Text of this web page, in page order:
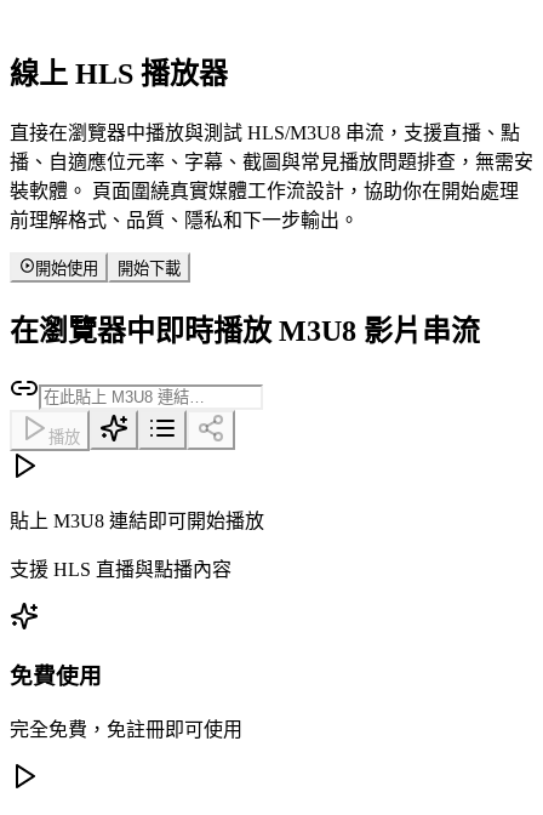
線上 HLS 播放器
直接在瀏覽器中播放與測試 HLS/M3U8 串流，支援直播、點
播、自適應位元率、字幕、截圖與常見播放問題排查，無需安
裝軟體。 頁面圍繞真實媒體工作流設計，協助你在開始處理
前理解格式、品質、隱私和下一步輸出。
開始使用 開始下載
在瀏覽器中即時播放 M3U8 影片串流
播放
貼上 M3U8 連結即可開始播放
支援 HLS 直播與點播內容
免費使用
完全免費，免註冊即可使用